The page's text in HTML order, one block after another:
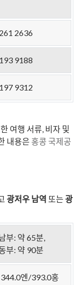
2636
9188
9312
여행 서류, 비자 및
내용은 홍콩 국제공
광저우 남역 또는 광
부: 약 65분,
부: 약 90분
엔/393.0홍